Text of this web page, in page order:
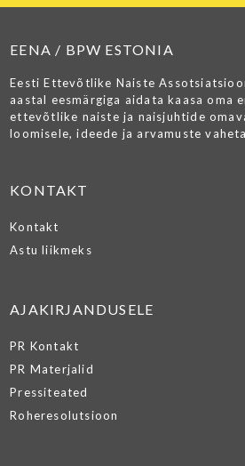
EENA / BPW ESTONIA
Eesti Ettevõtlike Naiste
aastal eesmärgiga aidata kaasa oma
ettevõtlike naiste ja naisjuhtide
loomisele, ideede ja arvamuste
KONTAKT
Kontakt
Astu liikmeks
AJAKIRJANDUSELE
PR Kontakt
PR Materjalid
Pressiteated
Roheresolutsioon